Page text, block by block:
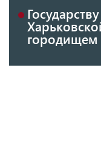
городищем